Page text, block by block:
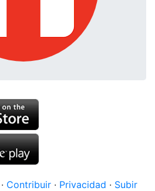
· Subir
· Contribuir · Privacidad